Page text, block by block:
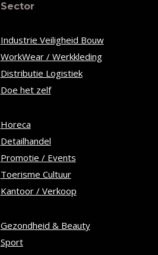
Sector
Industrie Veiligheid Bouw
WorkWear / Werkkleding
Distributie Logistiek
Doe het zelf
Horeca
Detailhandel
Promotie / Events
Toerisme Cultuur
Kantoor / Verkoop
Gezondheid & Beauty
Sport